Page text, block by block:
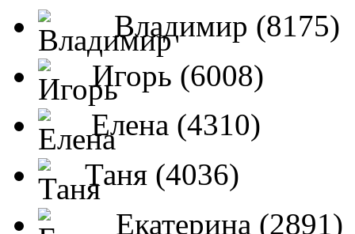
Владимир (8175)
Игорь (6008)
Елена (4310)
Таня (4036)
Екатерина (2891)